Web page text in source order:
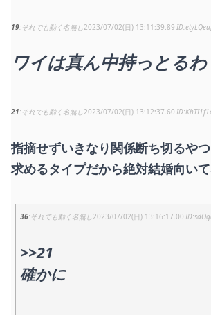
19 それでも動く名無し 2023/07/02(日) 13:11:39.89
ワイは真ん中持っとるわ
21 それでも動く名無し 2023/07/02(日) 13:12:37.60
指摘せずいきなり関係断ち切るや
求めるタイプだから絶対結婚向い
36 それでも動く名無し 2023/07/02(日) 13:16:17.00
>>21
確かに